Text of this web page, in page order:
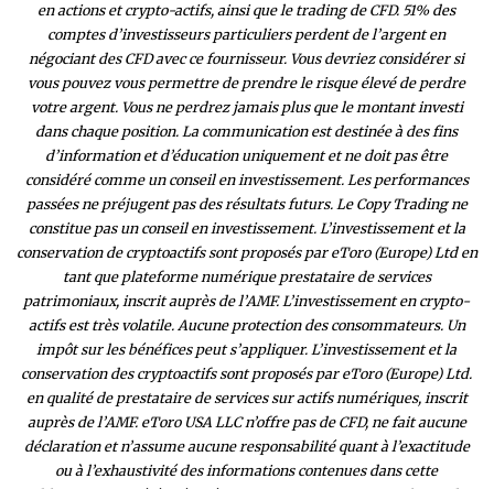
en actions et crypto-actifs, ainsi que le trading de CFD. 51% des
comptes d’investisseurs particuliers perdent de l’argent en
négociant des CFD avec ce fournisseur. Vous devriez considérer si
vous pouvez vous permettre de prendre le risque élevé de perdre
votre argent. Vous ne perdrez jamais plus que le montant investi
dans chaque position. La communication est destinée à des fins
d’information et d’éducation uniquement et ne doit pas être
considéré comme un conseil en investissement. Les performances
passées ne préjugent pas des résultats futurs. Le Copy Trading ne
constitue pas un conseil en investissement. L’investissement et la
conservation de cryptoactifs sont proposés par eToro (Europe) Ltd en
tant que plateforme numérique prestataire de services
patrimoniaux, inscrit auprès de l’AMF. L’investissement en crypto-
actifs est très volatile. Aucune protection des consommateurs. Un
impôt sur les bénéfices peut s’appliquer. L’investissement et la
conservation des cryptoactifs sont proposés par eToro (Europe) Ltd.
en qualité de prestataire de services sur actifs numériques, inscrit
auprès de l’AMF. eToro USA LLC n’offre pas de CFD, ne fait aucune
déclaration et n’assume aucune responsabilité quant à l’exactitude
ou à l’exhaustivité des informations contenues dans cette